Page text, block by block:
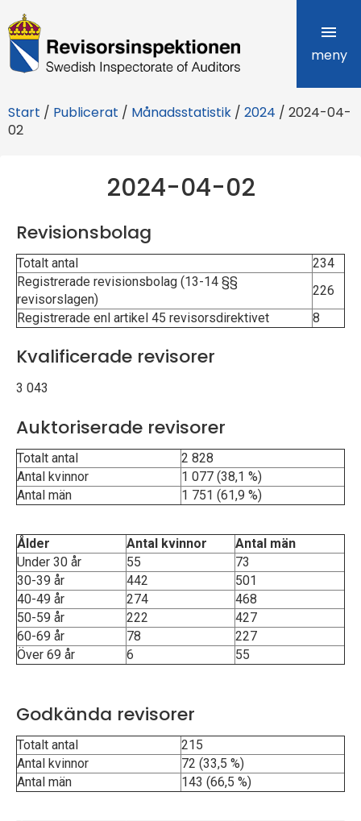
R
e
i
s
n
s
p
e
k
o
n
e
n
meny
Start / Publicerat / Månadsstatistik / 2024 / 2024-04-
02
2024-04-02
Revisionsbolag
Totalt antal
234
Registrerade revisionsbolag (13-14 §§
revisorslagen)
226
Registrerade enl artikel 45 revisorsdirektivet
8
Kvalificerade revisorer
3 043
Auktoriserade revisorer
Totalt antal
2 828
Antal kvinnor
1 077 (38,1 %)
Antal män
1 751 (61,9 %)
Ålder Antal kvinnor
Antal män
Under 30 år
55
73
30-39 år
442
501
40-49 år
274
468
50-59 år
222
427
60-69 år
78
227
Över 69 år
6 55
Godkända revisorer
Totalt antal
215
Antal kvinnor
72 (33,5 %)
Antal män
143 (66,5 %)